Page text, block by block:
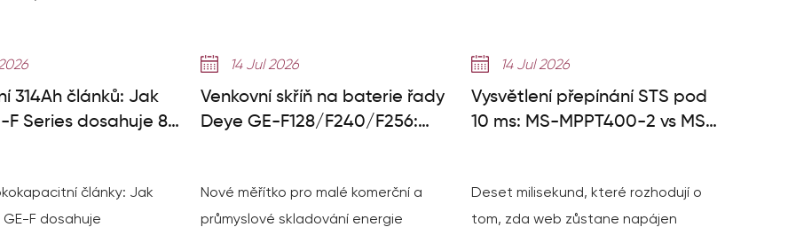
314Ah článků: Jak
F Series dosahuje 8
články: Jak
F dosahuje
14 Jul 2026
Venkovní skříň na baterie řady
Deye GE-F128/F240/F256:
Nové měřítko pro malé komerční a
průmyslové skladování energie
14 Jul 2026
Vysvětlení přepínání STS pod
10 ms: MS-MPPT400-2 vs MS-
Deset milisekund, které rozhodují o
tom, zda web zůstane napájen